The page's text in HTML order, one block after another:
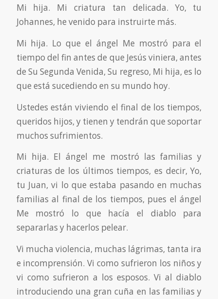
Mi hija. Mi criatura tan delicada. Yo, tu
Johannes, he venido para instruirte más.
Mi hija. Lo que el ángel Me mostró para el
tiempo del fin antes de que Jesús viniera, antes
de Su Segunda Venida, Su regreso, Mi hija, es lo
que está sucediendo en su mundo hoy.
Ustedes están viviendo el final de los tiempos,
queridos hijos, y tienen y tendrán que soportar
muchos sufrimientos.
Mi hija. El ángel me mostró las familias y
criaturas de los últimos tiempos, es decir, Yo,
tu Juan, vi lo que estaba pasando en muchas
familias al final de los tiempos, pues el ángel
Me mostró lo que hacía el diablo para
separarlas y hacerlos pelear.
Vi mucha violencia, muchas lágrimas, tanta ira
e incomprensión. Vi como sufrieron los niños y
vi como sufrieron a los esposos. Vi al diablo
introduciendo una gran cuña en las familias y